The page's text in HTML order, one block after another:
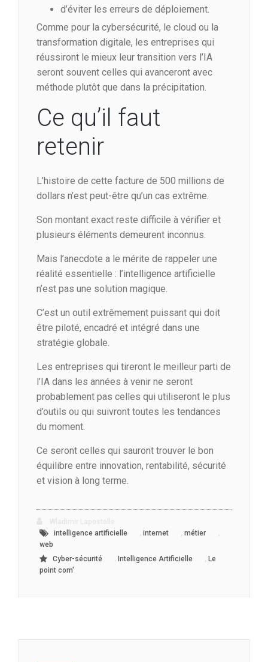
d’éviter les erreurs de déploiement.
Comme pour la cybersécurité, le cloud ou la
transformation digitale, les entreprises qui
réussiront le mieux leur transition vers l’IA
seront souvent celles qui avanceront avec
méthode plutôt que dans la précipitation.
Ce qu’il faut
retenir
L’histoire de cette facture de 500 millions de
dollars n’est peut-être qu’un cas extrême.
Son montant exact reste difficile à vérifier et
plusieurs éléments demeurent inconnus.
Mais l’anecdote a le mérite de rappeler une
réalité essentielle : l’intelligence artificielle
n’est pas une solution magique.
C’est un outil extrêmement puissant qui doit
être piloté, encadré et intégré dans une
stratégie globale.
Les entreprises qui tireront le meilleur parti de
l’IA dans les années à venir ne seront
probablement pas celles qui utiliseront le plus
d’outils ou qui suivront toutes les tendances
du moment.
Ce seront celles qui sauront trouver le bon
équilibre entre innovation, rentabilité, sécurité
et vision à long terme.
intelligence artificielle
internet métier
web
Cyber-sécurité
Intelligence Artificielle
Le
point com'